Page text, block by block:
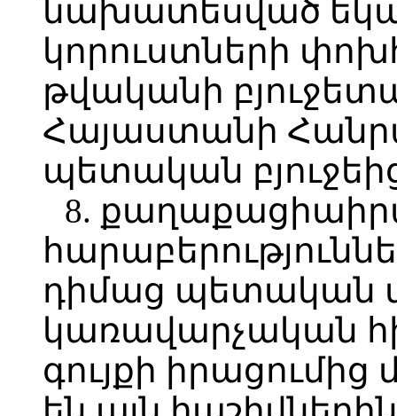
նախատեսված
կորուստների
թվականի
Հայաստանի
պետական
8.
դիմաց պետական
կառավարչական
գույքի իրացումից